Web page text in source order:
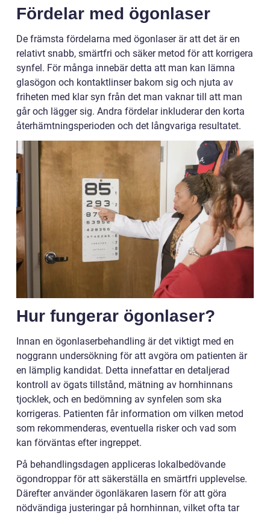
Fördelar med ögonlaser
De främsta fördelarna med ögonlaser är att det är en
relativt snabb, smärtfri och säker metod för att korrigera
synfel. För många innebär detta att man kan lämna
glasögon och kontaktlinser bakom sig och njuta av
friheten med klar syn från det man vaknar till att man
går och lägger sig. Andra fördelar inkluderar den korta
återhämtningsperioden och det långvariga resultatet.
Hur fungerar ögonlaser?
Innan en ögonlaserbehandling är det viktigt med en
noggrann undersökning för att avgöra om patienten är
en lämplig kandidat. Detta innefattar en detaljerad
kontroll av ögats tillstånd, mätning av hornhinnans
tjocklek, och en bedömning av synfelen som ska
korrigeras. Patienten får information om vilken metod
som rekommenderas, eventuella risker och vad som
kan förväntas efter ingreppet.
På behandlingsdagen appliceras lokalbedövande
ögondroppar för att säkerställa en smärtfri upplevelse.
Därefter använder ögonläkaren lasern för att göra
nödvändiga justeringar på hornhinnan, vilket ofta tar